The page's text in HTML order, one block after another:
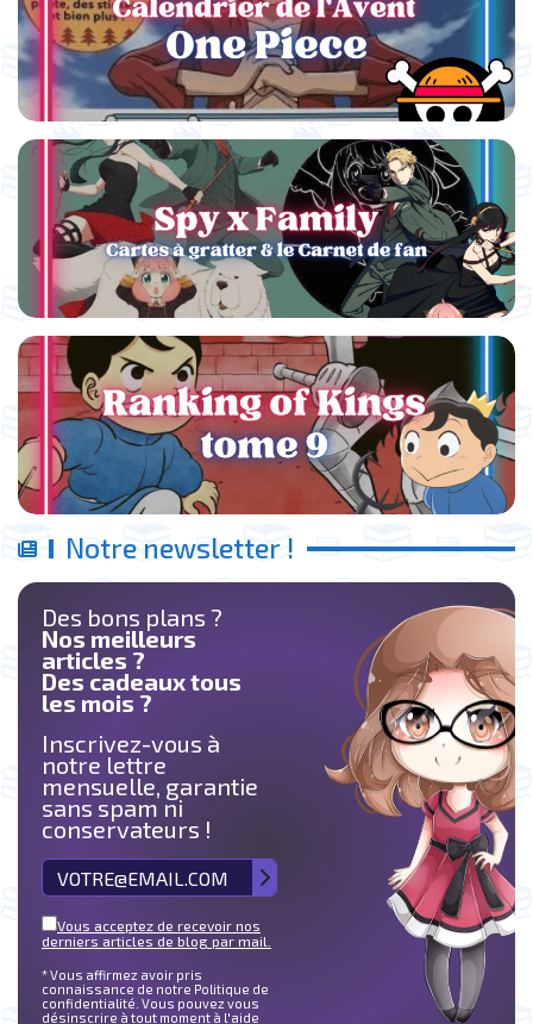
Notre newsletter !
Des bons plans ?
Nos meilleurs
articles ?
Des cadeaux tous
les mois ?
Inscrivez-vous à
notre lettre
mensuelle, garantie
sans spam ni
conservateurs !
Vous acceptez de recevoir nos
derniers articles de blog par mail.
* Vous affirmez avoir pris
connaissance de notre Politique de
confidentialité. Vous pouvez vous
désinscrire à tout moment à l'aide